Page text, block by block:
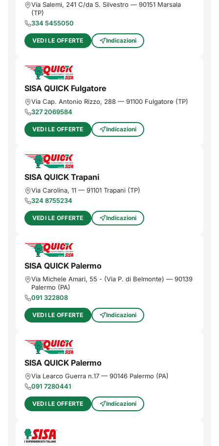
Via Salemi, 241 C/da S. Silvestro — 90151 Marsala
(TP)
334 5455050
VEDI LE OFFERTE Indicazioni
SISA QUICK Fulgatore
Via Cap. Antonio Rizzo, 288 — 91100 Fulgatore (TP)
327 2069584
VEDI LE OFFERTE Indicazioni
SISA QUICK Trapani
Via Carolina, 11 — 91101 Trapani (TP)
324 8755234
VEDI LE OFFERTE Indicazioni
SISA QUICK Palermo
Via Michele Amari, 55 - (Via P. di Belmonte) — 90139
Palermo (PA)
091 322808
VEDI LE OFFERTE Indicazioni
SISA QUICK Palermo
Via Learco Guerra n.17 — 90146 Palermo (PA)
091 7280441
VEDI LE OFFERTE Indicazioni